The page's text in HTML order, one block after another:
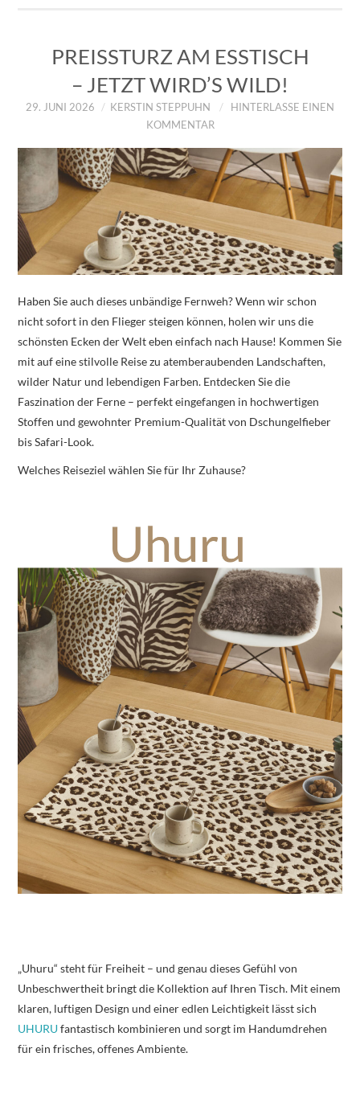
PREISSTURZ AM ESSTISCH
– JETZT WIRD’S WILD!
29. JUNI 2026 KERSTIN STEPPUHN
HINTERLASSE EINEN
KOMMENTAR
Haben Sie auch dieses unbändige Fernweh? Wenn wir schon
nicht sofort in den Flieger steigen können, holen wir uns die
schönsten Ecken der Welt eben einfach nach Hause! Kommen Sie
mit auf eine stilvolle Reise zu atemberaubenden Landschaften,
wilder Natur und lebendigen Farben. Entdecken Sie die
Faszination der Ferne – perfekt eingefangen in hochwertigen
Stoffen und gewohnter Premium-Qualität von Dschungelfieber
bis Safari-Look.
Welches Reiseziel wählen Sie für Ihr Zuhause?
„Uhuru“ steht für Freiheit – und genau dieses Gefühl von
Unbeschwertheit bringt die Kollektion auf Ihren Tisch. Mit einem
klaren, luftigen Design und einer edlen Leichtigkeit lässt sich
UHURUfantastisch kombinieren und sorgt im Handumdrehen
für ein frisches, offenes Ambiente.